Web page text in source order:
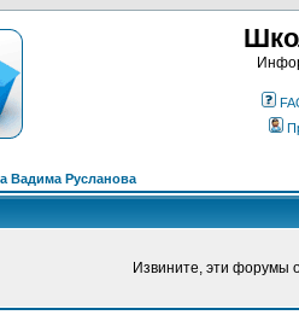
Вадима Русланова
Извините, эти форумы